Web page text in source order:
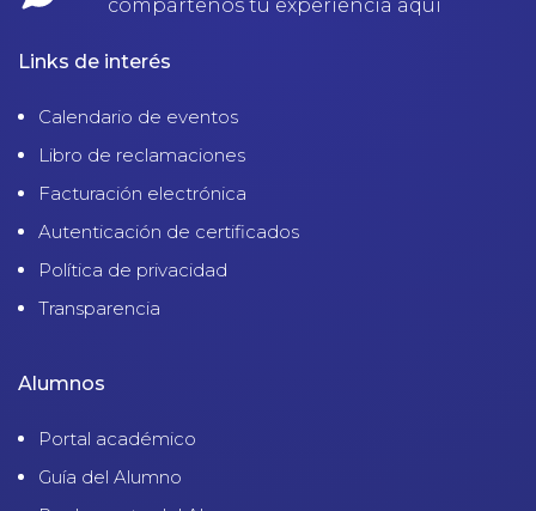
compártenos tu experiencia aquí
Links de interés
Calendario de eventos
Libro de reclamaciones
Facturación electrónica
Autenticación de certificados
Política de privacidad
Transparencia
Alumnos
Portal académico
Guía del Alumno